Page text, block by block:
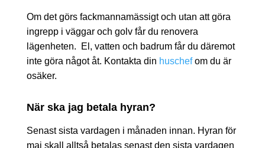
Om det görs fackmannamässigt och utan att göra
ingrepp i väggar och golv får du renovera
lägenheten. El, vatten och badrum får du däremot
inte göra något åt. Kontakta din huschefom du är
osäker.
När ska jag betala hyran?
Senast sista vardagen i månaden innan. Hyran för
maj skall alltså betalas senast den sista vardagen